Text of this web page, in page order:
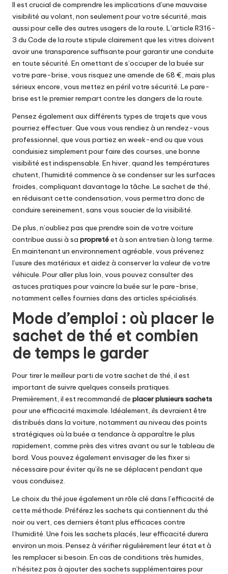
Il est crucial de comprendre les implications d’une mauvaise
visibilité au volant, non seulement pour votre sécurité, mais
aussi pour celle des autres usagers de la route. L’article R316-
3 du Code de la route stipule clairement que les vitres doivent
avoir une transparence suffisante pour garantir une conduite
en toute sécurité. En omettant de s’occuper de la buée sur
votre pare-brise, vous risquez une amende de 68 €, mais plus
sérieux encore, vous mettez en péril votre sécurité. Le pare-
brise est le premier rempart contre les dangers de la route.
Pensez également aux différents types de trajets que vous
pourriez effectuer. Que vous vous rendiez à un rendez-vous
professionnel, que vous partiez en week-end ou que vous
conduisiez simplement pour faire des courses, une bonne
visibilité est indispensable. En hiver, quand les températures
chutent, l’humidité commence à se condenser sur les surfaces
froides, compliquant davantage la tâche. Le sachet de thé,
en réduisant cette condensation, vous permettra donc de
conduire sereinement, sans vous soucier de la visibilité.
De plus, n’oubliez pas que prendre soin de votre voiture
contribue aussi à sa propretéet à son entretien à long terme.
En maintenant un environnement agréable, vous prévenez
l’usure des matériaux et aidez à conserver la valeur de votre
véhicule. Pour aller plus loin, vous pouvez consulter des
astuces pratiques pour vaincre la buée sur le pare-brise,
notamment celles fournies dans des articles spécialisés.
Mode d’emploi : où placer le
sachet de thé et combien
de temps le garder
Pour tirer le meilleur parti de votre sachet de thé, il est
important de suivre quelques conseils pratiques.
Premièrement, il est recommandé de placer plusieurs sachets
pour une efficacité maximale. Idéalement, ils devraient être
distribués dans la voiture, notamment au niveau des points
stratégiques où la buée a tendance à apparaître le plus
rapidement, comme près des vitres avant ou sur le tableau de
bord. Vous pouvez également envisager de les fixer si
nécessaire pour éviter qu’ils ne se déplacent pendant que
vous conduisez.
Le choix du thé joue également un rôle clé dans l’efficacité de
cette méthode. Préférez les sachets qui contiennent du thé
noir ou vert, ces derniers étant plus efficaces contre
l’humidité. Une fois les sachets placés, leur efficacité durera
environ un mois. Pensez à vérifier régulièrement leur état et à
les remplacer si besoin. En cas de conditions très humides,
n’hésitez pas à ajouter des sachets supplémentaires pour